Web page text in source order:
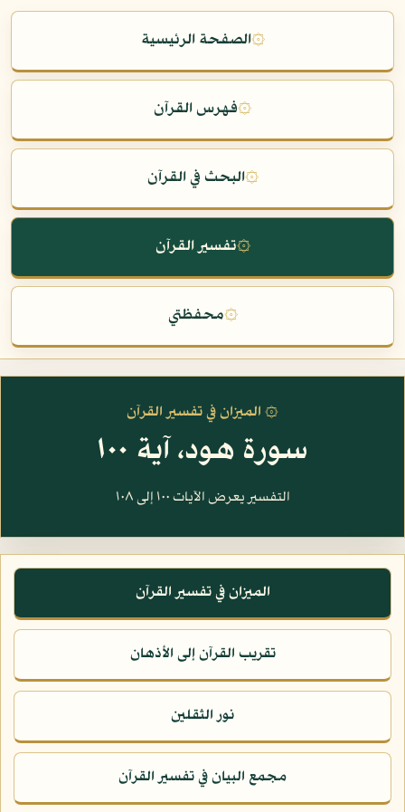
۞الصفحة الرئيسية
۞فهرس القرآن
۞البحث في القرآن
۞تفسير القرآن
۞محفظتي
۞ الميزان في تفسير القرآن
سورة هود، آية ١٠٠
التفسير يعرض الآيات ١٠٠ إلى ١٠٨
الميزان في تفسير القرآن
تقريب القرآن إلى الأذهان
نور الثقلين
مجمع البيان في تفسير القرآن